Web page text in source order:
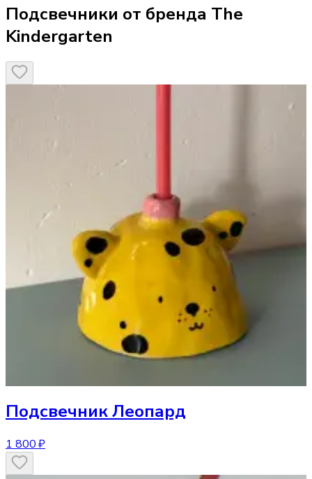
Подсвечники от бренда The
Kindergarten
ПодсвечникЛеопард
1 800 ₽